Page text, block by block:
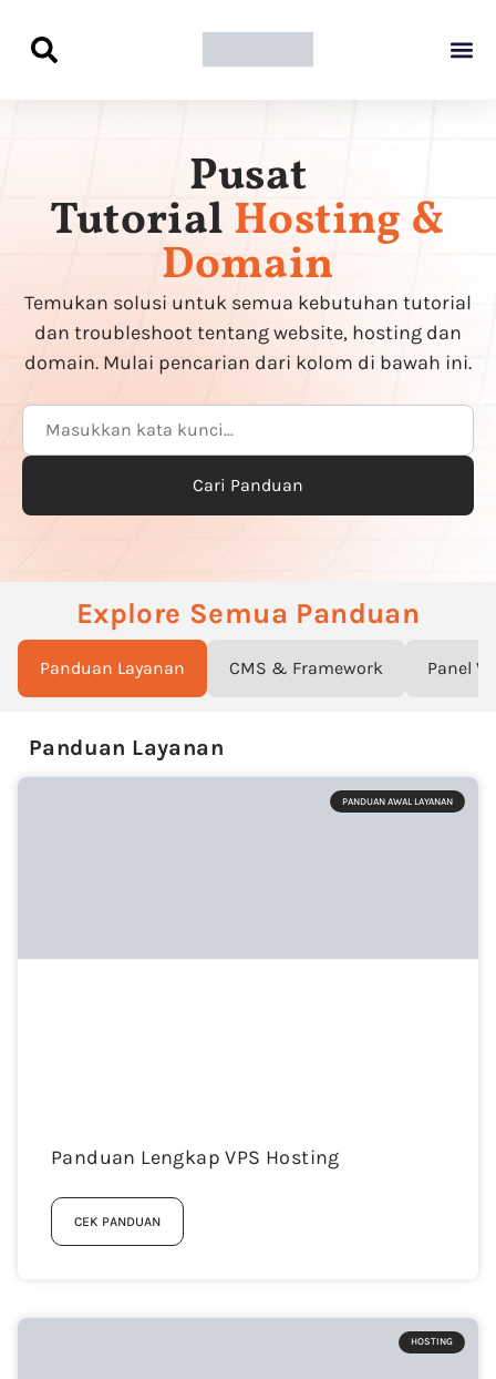
Pusat
TutorialHosting &
Domain
Temukan solusi untuk semua kebutuhan tutorial
dan troubleshoot tentang website, hosting dan
domain. Mulai pencarian dari kolom di bawah ini.
Cari Panduan
Explore Semua Panduan
Panduan Layanan CMS & Framework Panel
Panduan Layanan
PANDUAN AWAL LAYANAN
Panduan Lengkap VPS Hosting
CEK PANDUAN
HOSTING